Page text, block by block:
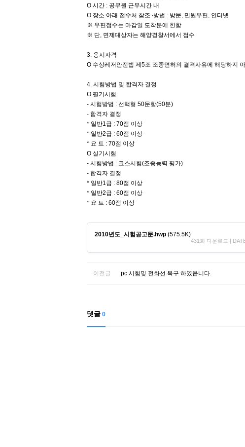
O 시간 : 공무원 근무시간 내
O 장소:아래 접수처 참조 ∙방법 : 방문, 민원우편, 인터넷
※ 우편접수는 마감일 도착분에 한함
※ 단, 면제대상자는 해양경찰서에서 접수
3. 응시자격
O 수상레저안전법 제5조 조종면허의 결격사유에 해당하지
4. 시험방법 및 합격자 결정
O 필기시험
- 시험방법 : 선택형 50문항(50분)
- 합격자 결정
* 일반1급 : 70점 이상
* 일반2급 : 60점 이상
* 요 트 : 70점 이상
O 실기시험
- 시험방법 : 코스시험(조종능력 평가)
- 합격자 결정
* 일반1급 : 80점 이상
* 일반2급 : 60점 이상
* 요 트 : 60점 이상
2010년도_시험공고문.hwp (575.5K)
431회 다운로드 |
이전글 pc 시험및 전화선 복구 하였읍니다.
댓글 0